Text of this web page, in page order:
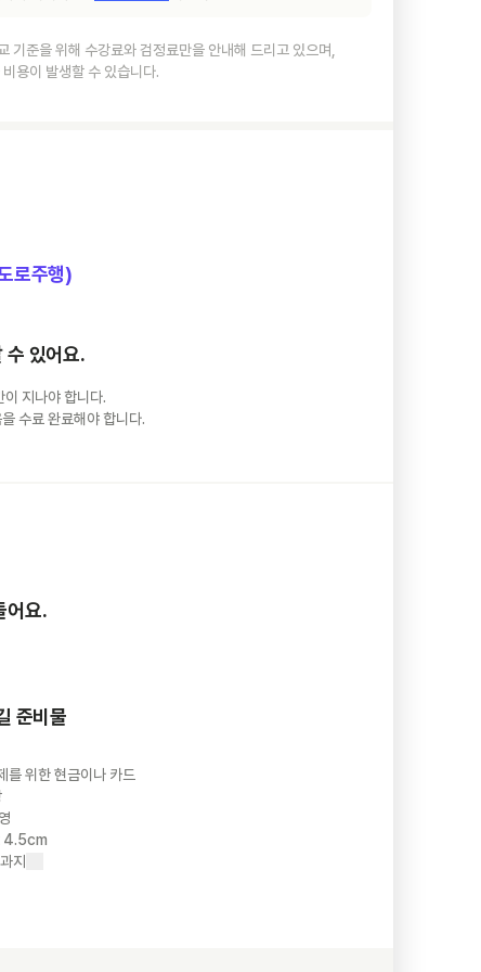
기준을 위해 수강료와 검정료만을 안내해 드리고 있으며,
용이 발생할 수 있습니다.
로주행)
수 있어요.
지나야 합니다.
수료 완료해야 합니다.
어요.
준비물
를 위한 현금이나 카드
4.5cm
지